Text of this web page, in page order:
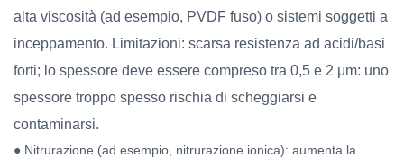
alta viscosità (ad esempio, PVDF fuso) o sistemi soggetti a
inceppamento. Limitazioni: scarsa resistenza ad acidi/basi
forti; lo spessore deve essere compreso tra 0,5 e 2 μm: uno
spessore troppo spesso rischia di scheggiarsi e
contaminarsi.
● Nitrurazione (ad esempio, nitrurazione ionica): aumenta la